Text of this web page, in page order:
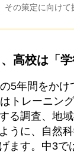
の策定に向け
高校は「
5年間をか
トレーニン
る調査、地
うに、自然
ます。中3